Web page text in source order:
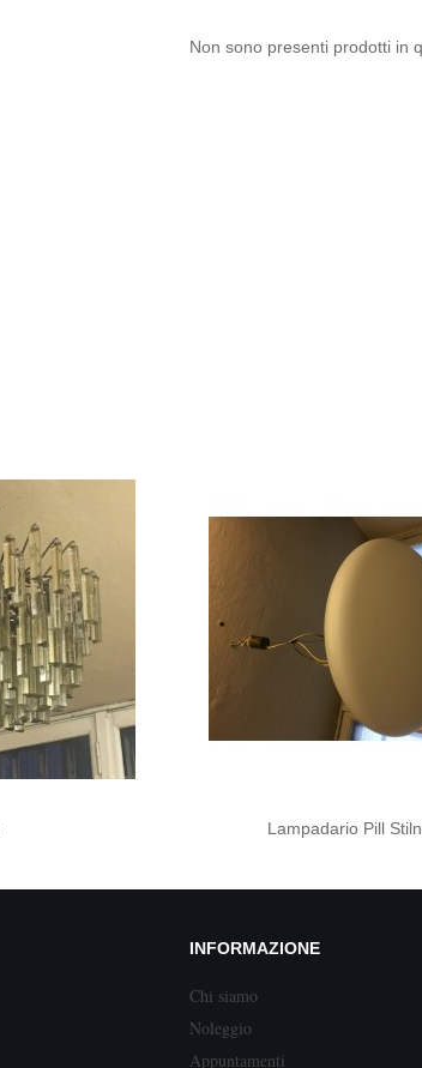
Non sono presenti prodotti in
Lampadario Pill
INFORMAZIONE
Chi siamo
Noleggio
Appuntamenti